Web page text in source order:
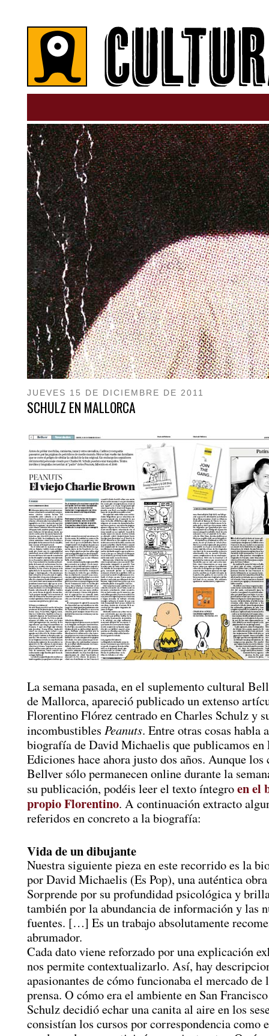
JUEVES 15 DE DICIEMBRE DE 2011
SCHULZ EN MALLORCA
La semana pasada, en el suplemento cultural
de Mallorca, apareció publicado un extenso
Florentino Flórez centrado en Charles Schulz y
incombustibles Peanuts. Entre otras cosas habla
biografía de David Michaelis que publicamos en
Ediciones hace ahora justo dos años. Aunque los
Bellver sólo permanecen online durante la
su publicación, podéis leer el texto íntegroen el
propio Florentino. A continuación extracto
referidos en concreto a la biografía:
Vida de un dibujante
Nuestra siguiente pieza en este recorrido es la
por David Michaelis (Es Pop), una auténtica
Sorprende por su profundidad psicológica y
también por la abundancia de información y las
fuentes. […] Es un trabajo absolutamente
abrumador.
Cada dato viene reforzado por una explicación
nos permite contextualizarlo. Así, hay
apasionantes de cómo funcionaba el mercado de
prensa. O cómo era el ambiente en San
Schulz decidió echar una canita al aire en los
consistían los cursos por correspondencia como